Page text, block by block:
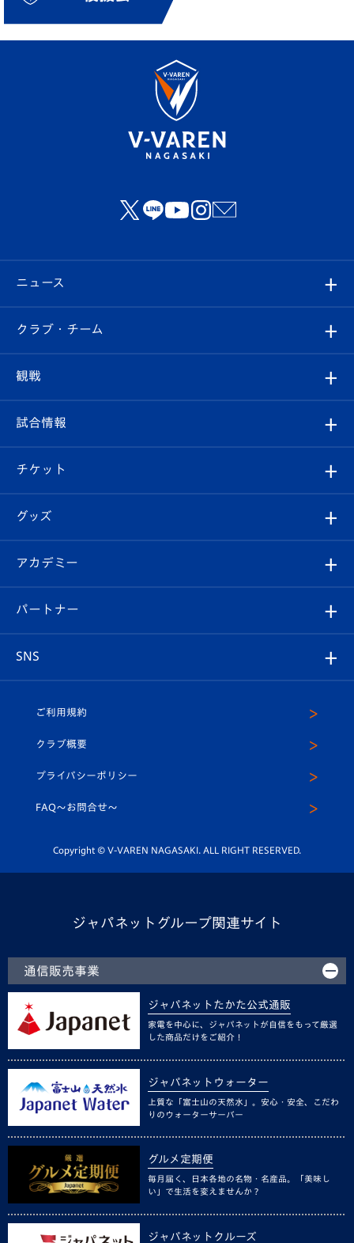
ニュース
すべて
クラブ
試合情報
チケット
イベント
メディア
ホームタウン
クラブ・チーム
クラブ概要
エンブレム紹介
スタッフプロフィール
マスコット紹介
平和祈念活動
ホームタウン活動
観戦
観戦ルール
はじめての観戦ガイド
Revive Team
ヴィヴィくんの長崎おもてなしガイド
試合情報
試合日程/結果
フォトギャラリー
スタジアムグルメ
チケット
チケット
V-LOVERS（ファンクラブ）
プレイヤーズスイート
グッズ
オンラインショップ
店舗情報
アカデミー
育成からのお知らせ
U-18
スクール
パートナー
SNS
ヴィヴィくんインスタグラム
公式LINE＠
ご利用規約
クラブ概要
プライバシーポリシー
FAQ〜お問合せ〜
Copyright © V-VAREN NAGASAKI. ALL RIGHT RESERVED.
ジャパネットグループ関連サイト
通信販売事業
ジャパネットたかた公式通販
家電を中心に、ジャパネットが自信をもって厳選
した商品だけをご紹介！
ジャパネットウォーター
上質な「富士山の天然水」。安心・安全、こだわ
りのウォーターサーバー
グルメ定期便
毎月届く、日本各地の名物・名産品。「美味し
い」で生活を変えませんか？
ジャパネットクルーズ